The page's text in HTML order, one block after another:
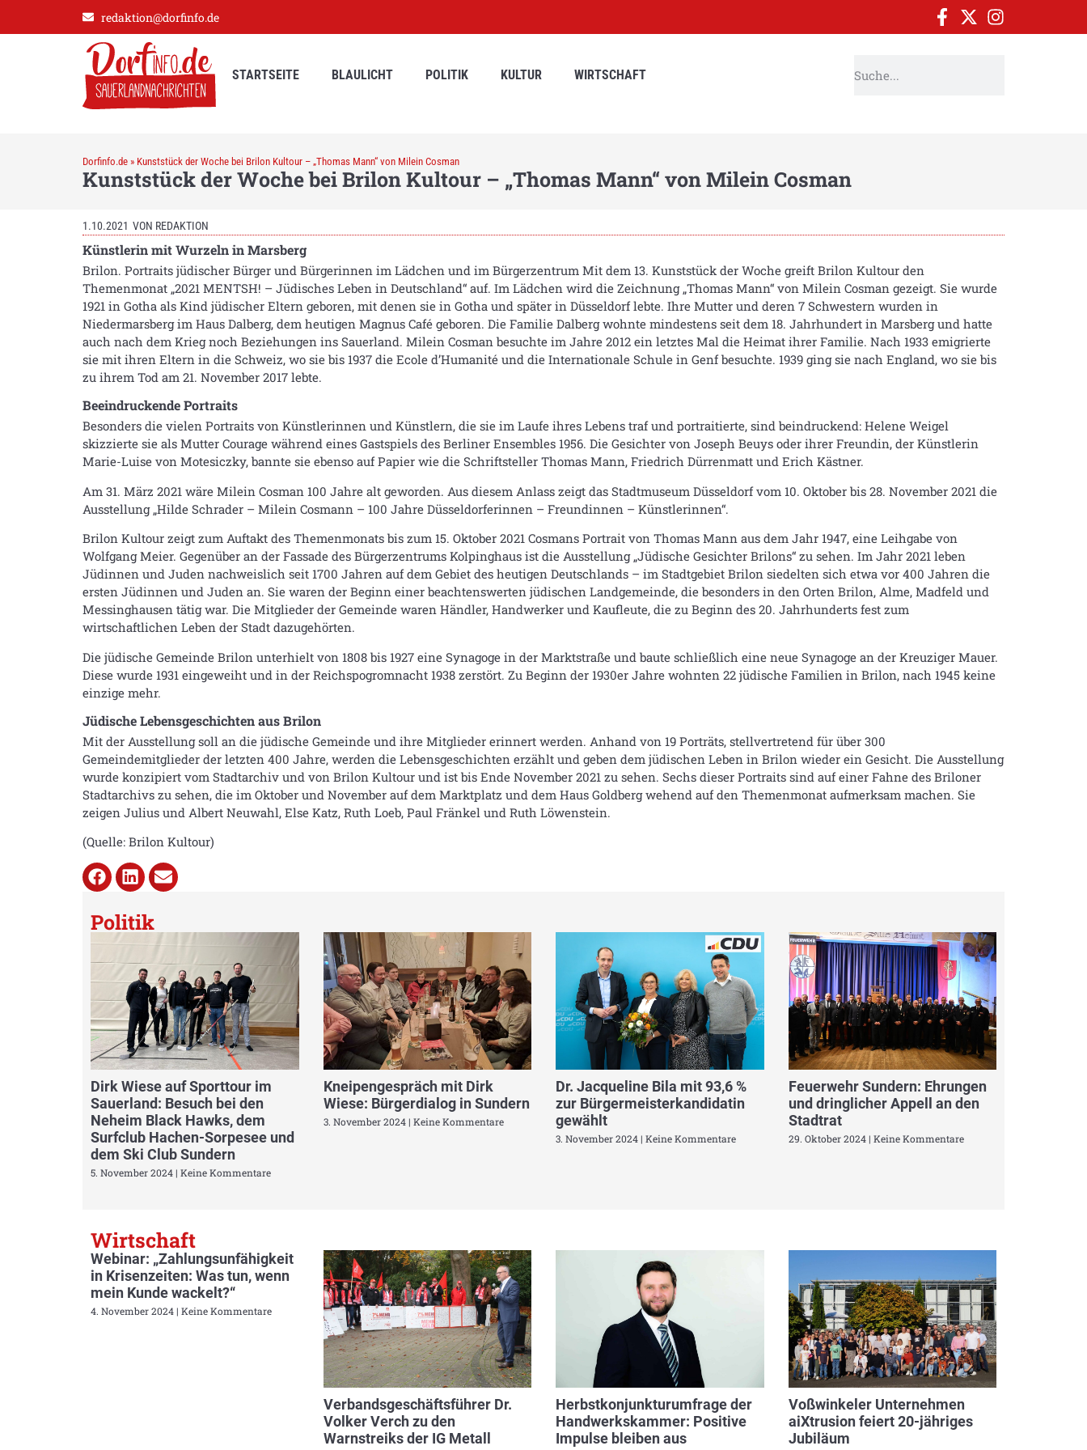
redaktion@dorfinfo.de
STARTSEITE BLAULICHT POLITIK KULTUR WIRTSCHAFT
Dorfinfo.de » Kunststück der Woche bei Brilon Kultour – „Thomas Mann“ von Milein Cosman
Kunststück der Woche bei Brilon Kultour – „Thomas Mann“ von Milein Cosman
1.10.2021 VON REDAKTION
Künstlerin mit Wurzeln in Marsberg
Brilon. Portraits jüdischer Bürger und Bürgerinnen im Lädchen und im Bürgerzentrum Mit dem 13. Kunststück der Woche greift Brilon Kultour den
Themenmonat „2021 MENTSH! – Jüdisches Leben in Deutschland“ auf. Im Lädchen wird die Zeichnung „Thomas Mann“ von Milein Cosman gezeigt. Sie wurde
1921 in Gotha als Kind jüdischer Eltern geboren, mit denen sie in Gotha und später in Düsseldorf lebte. Ihre Mutter und deren 7 Schwestern wurden in
Niedermarsberg im Haus Dalberg, dem heutigen Magnus Café geboren. Die Familie Dalberg wohnte mindestens seit dem 18. Jahrhundert in Marsberg und hatte
auch nach dem Krieg noch Beziehungen ins Sauerland. Milein Cosman besuchte im Jahre 2012 ein letztes Mal die Heimat ihrer Familie. Nach 1933 emigrierte
sie mit ihren Eltern in die Schweiz, wo sie bis 1937 die Ecole d’Humanité und die Internationale Schule in Genf besuchte. 1939 ging sie nach England, wo sie bis
zu ihrem Tod am 21. November 2017 lebte.
Beeindruckende Portraits
Besonders die vielen Portraits von Künstlerinnen und Künstlern, die sie im Laufe ihres Lebens traf und portraitierte, sind beindruckend: Helene Weigel
skizzierte sie als Mutter Courage während eines Gastspiels des Berliner Ensembles 1956. Die Gesichter von Joseph Beuys oder ihrer Freundin, der Künstlerin
Marie-Luise von Motesiczky, bannte sie ebenso auf Papier wie die Schriftsteller Thomas Mann, Friedrich Dürrenmatt und Erich Kästner.
Am 31. März 2021 wäre Milein Cosman 100 Jahre alt geworden. Aus diesem Anlass zeigt das Stadtmuseum Düsseldorf vom 10. Oktober bis 28. November 2021 die
Ausstellung „Hilde Schrader – Milein Cosmann – 100 Jahre Düsseldorferinnen – Freundinnen – Künstlerinnen“.
Brilon Kultour zeigt zum Auftakt des Themenmonats bis zum 15. Oktober 2021 Cosmans Portrait von Thomas Mann aus dem Jahr 1947, eine Leihgabe von
Wolfgang Meier. Gegenüber an der Fassade des Bürgerzentrums Kolpinghaus ist die Ausstellung „Jüdische Gesichter Brilons“ zu sehen. Im Jahr 2021 leben
Jüdinnen und Juden nachweislich seit 1700 Jahren auf dem Gebiet des heutigen Deutschlands – im Stadtgebiet Brilon siedelten sich etwa vor 400 Jahren die
ersten Jüdinnen und Juden an. Sie waren der Beginn einer beachtenswerten jüdischen Landgemeinde, die besonders in den Orten Brilon, Alme, Madfeld und
Messinghausen tätig war. Die Mitglieder der Gemeinde waren Händler, Handwerker und Kaufleute, die zu Beginn des 20. Jahrhunderts fest zum
wirtschaftlichen Leben der Stadt dazugehörten.
Die jüdische Gemeinde Brilon unterhielt von 1808 bis 1927 eine Synagoge in der Marktstraße und baute schließlich eine neue Synagoge an der Kreuziger Mauer.
Diese wurde 1931 eingeweiht und in der Reichspogromnacht 1938 zerstört. Zu Beginn der 1930er Jahre wohnten 22 jüdische Familien in Brilon, nach 1945 keine
einzige mehr.
Jüdische Lebensgeschichten aus Brilon
Mit der Ausstellung soll an die jüdische Gemeinde und ihre Mitglieder erinnert werden. Anhand von 19 Porträts, stellvertretend für über 300
Gemeindemitglieder der letzten 400 Jahre, werden die Lebensgeschichten erzählt und geben dem jüdischen Leben in Brilon wieder ein Gesicht. Die Ausstellung
wurde konzipiert vom Stadtarchiv und von Brilon Kultour und ist bis Ende November 2021 zu sehen. Sechs dieser Portraits sind auf einer Fahne des Briloner
Stadtarchivs zu sehen, die im Oktober und November auf dem Marktplatz und dem Haus Goldberg wehend auf den Themenmonat aufmerksam machen. Sie
zeigen Julius und Albert Neuwahl, Else Katz, Ruth Loeb, Paul Fränkel und Ruth Löwenstein.
(Quelle: Brilon Kultour)
Politik
Dirk Wiese auf Sporttour im
Sauerland: Besuch bei den
Neheim Black Hawks, dem
Surfclub Hachen-Sorpesee und
dem Ski Club Sundern
5. November 2024 Keine Kommentare
Kneipengespräch mit Dirk
Wiese: Bürgerdialog in Sundern
3. November 2024 Keine Kommentare
Dr. Jacqueline Bila mit 93,6 %
zur Bürgermeisterkandidatin
gewählt
3. November 2024 Keine Kommentare
Feuerwehr Sundern: Ehrungen
und dringlicher Appell an den
Stadtrat
29. Oktober 2024 Keine Kommentare
Wirtschaft
Webinar: „Zahlungsunfähigkeit
in Krisenzeiten: Was tun, wenn
mein Kunde wackelt?“
4. November 2024 Keine Kommentare
Verbandsgeschäftsführer Dr.
Volker Verch zu den
Warnstreiks der IG Metall
Herbstkonjunkturumfrage der
Handwerkskammer: Positive
Impulse bleiben aus
Voßwinkeler Unternehmen
aiXtrusion feiert 20-jähriges
Jubiläum